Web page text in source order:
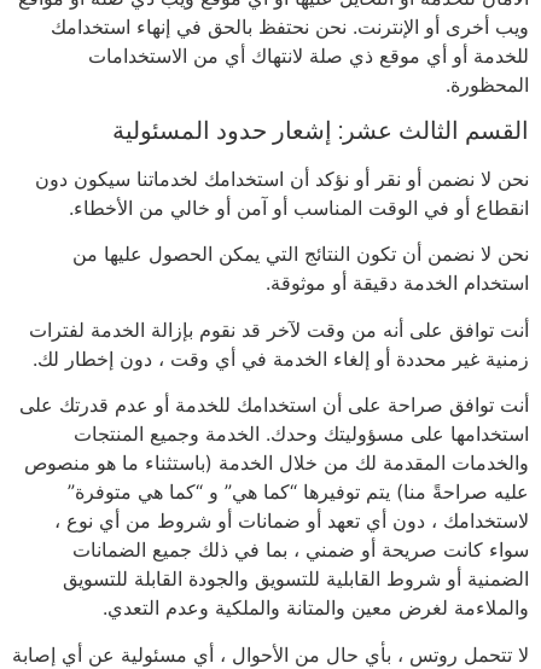
ويب أخرى أو الإنترنت. نحن نحتفظ بالحق في إنهاء استخدامك
للخدمة أو أي موقع ذي صلة لانتهاك أي من الاستخدامات
المحظورة.
القسم الثالث عشر: إشعار حدود المسئولية
نحن لا نضمن أو نقر أو نؤكد أن استخدامك لخدماتنا سيكون دون
انقطاع أو في الوقت المناسب أو آمن أو خالي من الأخطاء.
نحن لا نضمن أن تكون النتائج التي يمكن الحصول عليها من
استخدام الخدمة دقيقة أو موثوقة.
أنت توافق على أنه من وقت لآخر قد نقوم بإزالة الخدمة لفترات
زمنية غير محددة أو إلغاء الخدمة في أي وقت ، دون إخطار لك.
أنت توافق صراحة على أن استخدامك للخدمة أو عدم قدرتك على
استخدامها على مسؤوليتك وحدك. الخدمة وجميع المنتجات
والخدمات المقدمة لك من خلال الخدمة (باستثناء ما هو منصوص
عليه صراحةً منا) يتم توفيرها “كما هي” و “كما هي متوفرة”
لاستخدامك ، دون أي تعهد أو ضمانات أو شروط من أي نوع ،
سواء كانت صريحة أو ضمني ، بما في ذلك جميع الضمانات
الضمنية أو شروط القابلية للتسويق والجودة القابلة للتسويق
والملاءمة لغرض معين والمتانة والملكية وعدم التعدي.
لا تتحمل روتس ، بأي حال من الأحوال ، أي مسئولية عن أي إصابة